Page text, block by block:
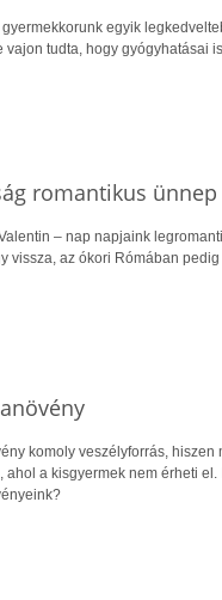
gyermekkorunk egyik
vajon tudta, hogy gyógyhatásai
romantikus ünnep
– nap napjaink
vissza, az ókori Rómában
komoly veszélyforrás,
ahol a kisgyermek nem érheti